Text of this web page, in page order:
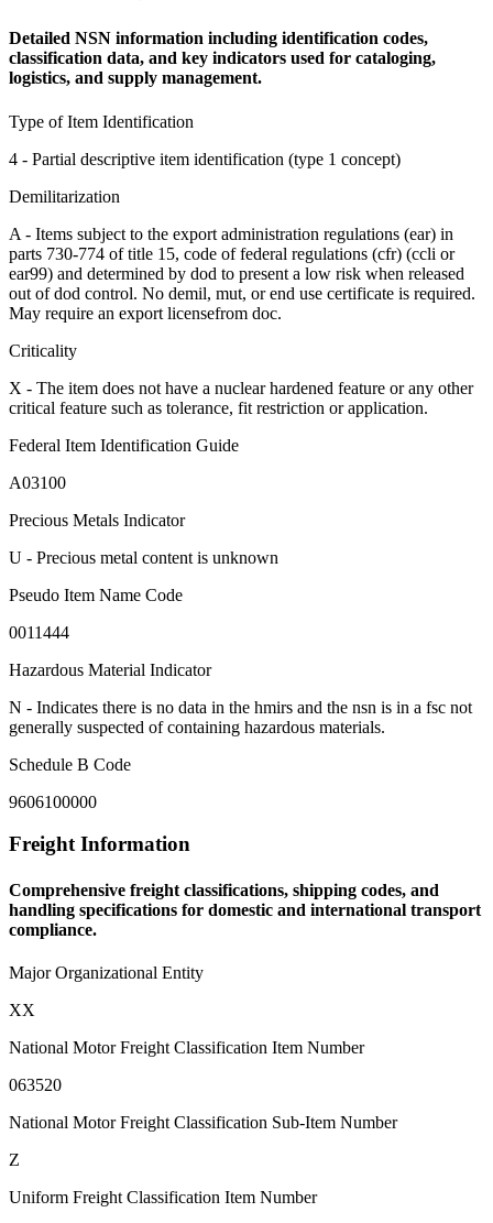
Detailed NSN information including identification codes,
classification data, and key indicators used for cataloging,
logistics, and supply management.
Type of Item Identification
4 - Partial descriptive item identification (type 1 concept)
Demilitarization
A - Items subject to the export administration regulations (ear) in
parts 730-774 of title 15, code of federal regulations (cfr) (ccli or
ear99) and determined by dod to present a low risk when released
out of dod control. No demil, mut, or end use certificate is required.
May require an export licensefrom doc.
Criticality
X - The item does not have a nuclear hardened feature or any other
critical feature such as tolerance, fit restriction or application.
Federal Item Identification Guide
A03100
Precious Metals Indicator
U - Precious metal content is unknown
Pseudo Item Name Code
0011444
Hazardous Material Indicator
N - Indicates there is no data in the hmirs and the nsn is in a fsc not
generally suspected of containing hazardous materials.
Schedule B Code
9606100000
Freight Information
Comprehensive freight classifications, shipping codes, and
handling specifications for domestic and international transport
compliance.
Major Organizational Entity
XX
National Motor Freight Classification Item Number
063520
National Motor Freight Classification Sub-Item Number
Z
Uniform Freight Classification Item Number